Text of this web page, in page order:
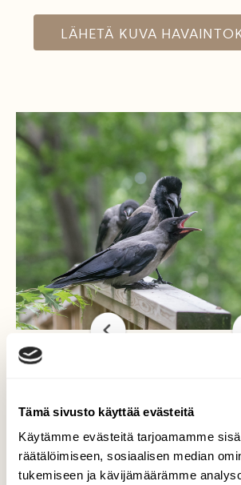
Tämä sivusto käyttää evästeitä
Käytämme evästeitä tarjoamamme
räätälöimiseen, sosiaalisen median
tukemiseen ja kävijämäärämme
LÄHETÄ KUVA
Nälkäiset
Kaukajärvellä oli tänään kova
(mielestäni) 6 varista parveili
Joukossa oli nuoria tämän